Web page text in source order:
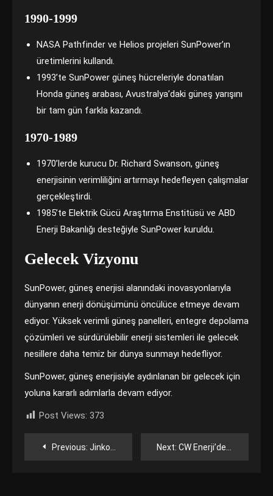
1990-1999
NASA Pathfinder ve Helios projeleri SunPower’ın
üretimlerini kullandı.
1993’te SunPower güneş hücreleriyle donatılan
Honda güneş arabası, Avustralya’daki güneş yarışını
bir tam gün farkla kazandı.
1970-1989
1970’lerde kurucu Dr. Richard Swanson, güneş
enerjisinin verimliliğini artırmayı hedefleyen çalışmalar
gerçekleştirdi.
1985’te Elektrik Gücü Araştırma Enstitüsü ve ABD
Enerji Bakanlığı desteğiyle SunPower kuruldu.
Gelecek Vizyonu
SunPower, güneş enerjisi alanındaki inovasyonlarıyla
dünyanın enerji dönüşümünü öncülüce etmeye devam
ediyor. Yüksek verimli güneş panelleri, entegre depolama
çözümleri ve sürdürülebilir enerji sistemleri ile gelecek
nesillere daha temiz bir dünya sunmayı hedefliyor.
SunPower, güneş enerjisiyle aydınlanan bir gelecek için
yoluna kararlı adımlarla devam ediyor.
Post Views: 373
YazıPrevious: Jinko Solar Co., Ltd.: Küresel Güneş Enerjisi Lideri Next: CW Enerji’den kadınlara tam destek